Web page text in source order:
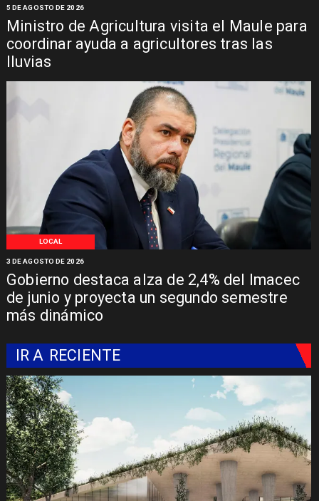
Ministro de Agricultura visita el Maule para
coordinar ayuda a agricultores tras las
lluvias
5 DE AGOSTO DE 2026
LOCAL
Gobierno destaca alza de 2,4% del Imacec
de junio y proyecta un segundo semestre
más dinámico
3 DE AGOSTO DE 2026
IR A RECIENTE